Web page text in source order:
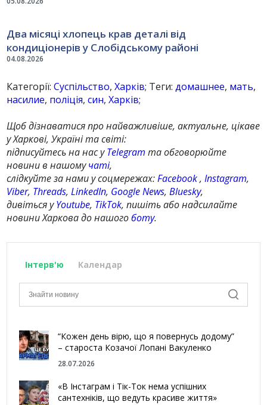
04.08.2026
Два місяці хлопець крав деталі від
кондиціонерів у Слобідському районі
Категорії:Суспільство,Харків; Теги:домашнее, мать,
насилие, поліція,син,Харків;
Щоб дізнаватися про найважливіше, актуальне, цікаве
у Харкові, Україні та світі:
підписуйтесь на нас уTelegram та обговорюйте
новини в нашомучаті,
слідкуйте за нами у соцмережах:Facebook,Instagram,
Viber, Threads,LinkedIn, Google News,Bluesky,
дивіться уYoutube, TikTok, пишіть або надсилайте
новини Харкова до нашогоботу.
Інтерв'ю Календар
“Кожен день вірю, що я повернусь додому”
– староста Козачої Лопані Вакуленко
28.07.2026
«В Інстаграм і Тік-Ток нема успішних
сантехніків, що ведуть красиве життя»